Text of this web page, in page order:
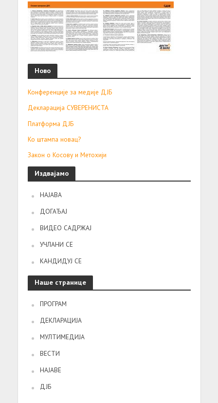
Ново
Конференције за медије ДЈБ
Декларација СУВЕРЕНИСТА
Платформа ДЈБ
Ко штампа новац?
Закон о Косову и Метохији
Издвајамо
НАЈАВА
ДОГАЂАЈ
ВИДЕО САДРЖАЈ
УЧЛАНИ СЕ
КАНДИДУЈ СЕ
Наше странице
ПРОГРАМ
ДЕКЛАРАЦИЈА
МУЛТИМЕДИЈА
ВЕСТИ
НАЈАВЕ
ДЈБ